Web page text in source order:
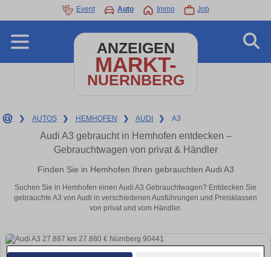
Event Auto Immo Job
ANZEIGEN
MARKT-
NUERNBERG
❯ AUTOS ❯ HEMHOFEN ❯ AUDI ❯ A3
Audi A3 gebraucht in Hemhofen entdecken –
Gebrauchtwagen von privat & Händler
Finden Sie in Hemhofen Ihren gebrauchten Audi A3
Suchen Sie in Hemhofen einen Audi A3 Gebrauchtwagen? Entdecken Sie
gebrauchte A3 von Audi in verschiedenen Ausführungen und Preisklassen
von privat und vom Händler.